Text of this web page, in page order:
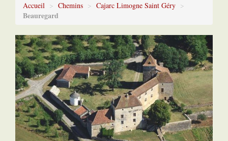
Accueil > Chemins > Cajarc Limogne Saint Géry >
Beauregard